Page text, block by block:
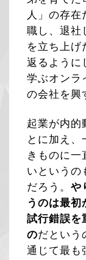
人」の存在
職し、退社
を立ち上げ
返るように
学ぶオンラ
の会社を興
起業が内的
とに加え、
きものに一
いというの
だろう。や
うのは最初
試行錯誤を
のだという
通じて最も